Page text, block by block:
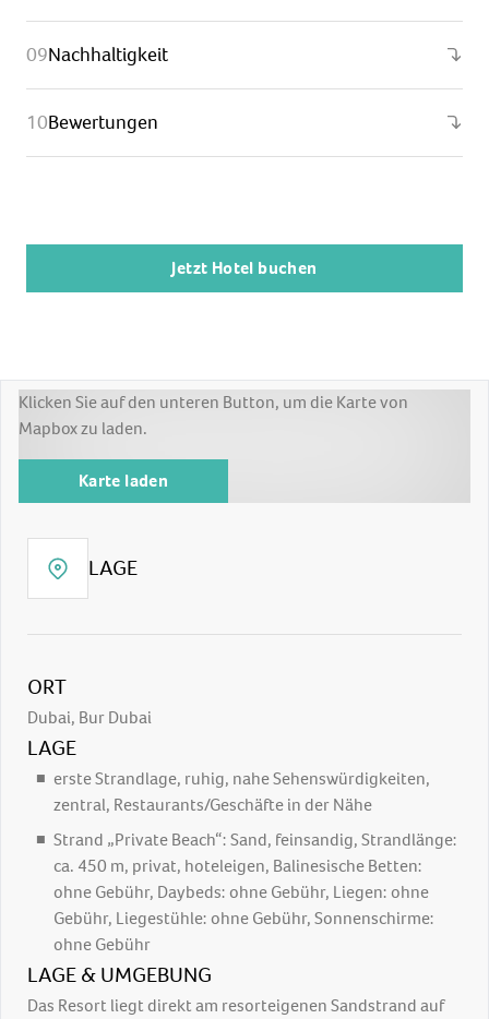
Nachhaltigkeit
Bewertungen
Jetzt Hotel buchen
LAGE
ORT
Dubai, Bur Dubai
LAGE
erste Strandlage, ruhig, nahe Sehenswürdigkeiten,
zentral, Restaurants/Geschäfte in der Nähe
Strand „Private Beach“: Sand, feinsandig, Strandlänge:
ca. 450 m, privat, hoteleigen, Balinesische Betten:
ohne Gebühr, Daybeds: ohne Gebühr, Liegen: ohne
Gebühr, Liegestühle: ohne Gebühr, Sonnenschirme:
ohne Gebühr
LAGE & UMGEBUNG
Das Resort liegt direkt am resorteigenen Sandstrand auf
Klicken Sie auf den unteren Button, um die Karte von
Mapbox zu laden.
Karte laden